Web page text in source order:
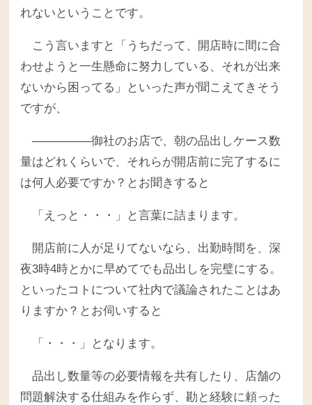
れないということです。
こう言いますと「うちだって、開店時に間に合
わせようと一生懸命に努力している、それが出来
ないから困ってる」といった声が聞こえてきそう
ですが、
―――――御社のお店で、朝の品出しケース数
量はどれくらいで、それらが開店前に完了するに
は何人必要ですか？とお聞きすると
「えっと・・・」と言葉に詰まります。
開店前に人が足りてないなら、出勤時間を、深
夜3時4時とかに早めてでも品出しを完璧にする。
といったコトについて社内で議論されたことはあ
りますか？とお伺いすると
「・・・」となります。
品出し数量等の必要情報を共有したり、店舗の
問題解決する仕組みを作らず、勘と経験に頼った